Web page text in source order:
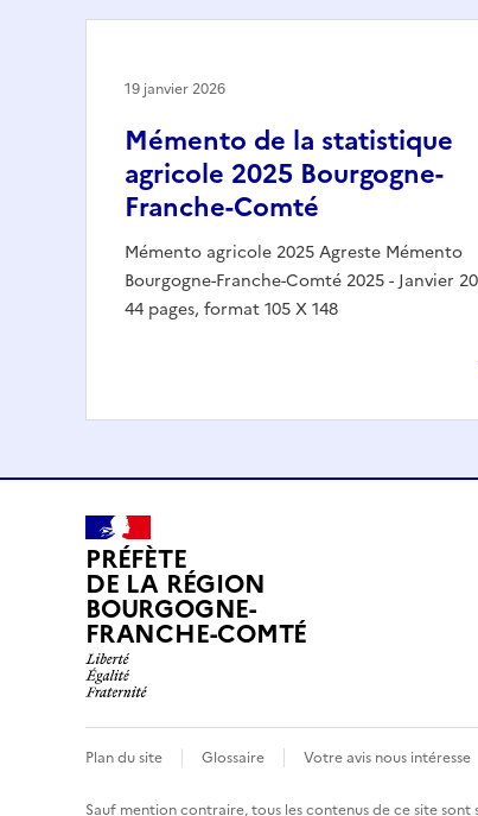
Mémento de la statistique
agricole 2025 Bourgogne-
Franche-Comté
Mémento agricole 2025 Agreste Mémento
Bourgogne-Franche-Comté 2025 - Janvier
44 pages, format 105 X 148
19 janvier 2026
PRÉFÈTE
DE LA RÉGION
BOURGOGNE-
FRANCHE-COMTÉ
Plan du site Glossaire Votre avis nous intéresse
Sauf mention contraire, tous les contenus de ce site sont